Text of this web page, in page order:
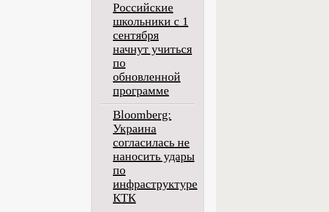
Российские
школьники с 1
сентября
начнут учиться
по
обновленной
программе
Bloomberg:
Украина
согласилась не
наносить удары
по
инфраструктуре
КТК